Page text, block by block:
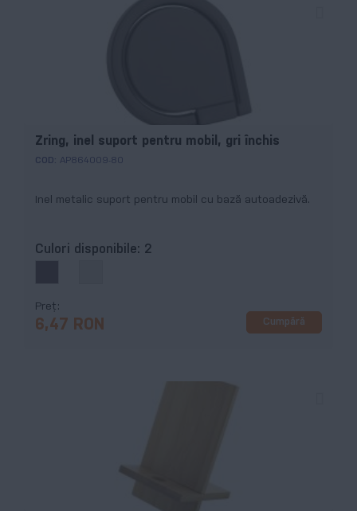
Zring, inel suport pentru mobil, gri închis
COD: AP864009-80
Inel metalic suport pentru mobil cu bază autoadezivă.
Culori disponibile: 2
Preț
6,47 RON Cumpără